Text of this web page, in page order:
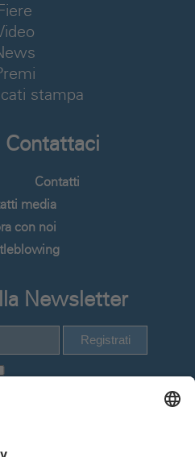
stampa
Contattaci
Contatti
media
con noi
Newsletter
Registrati
del sito web